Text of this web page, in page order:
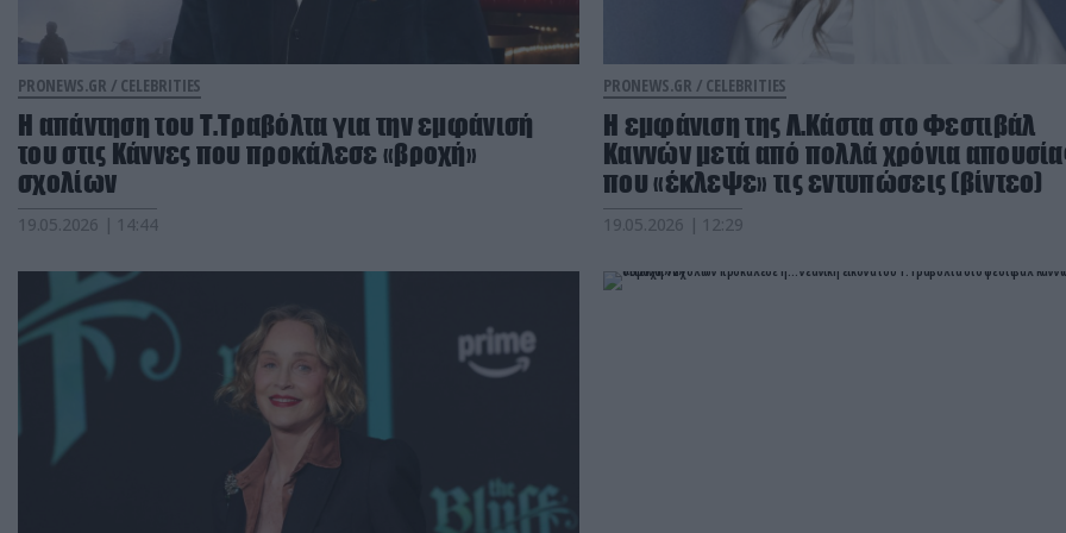
PRONEWS.GR / CELEBRITIES
Η απάντηση του Τ.Τραβόλτα για την εμφάνισή
του στις Κάννες που προκάλεσε «βροχή»
σχολίων
19.05.2026 | 14:44
PRONEWS.GR / CELEBRITIES
Η εμφάνιση της Λ.Κάστα στο Φεστιβάλ
Καννών μετά από πολλά χρόνια
που «έκλεψε» τις εντυπώσεις (βίντεο)
19.05.2026 | 12:29